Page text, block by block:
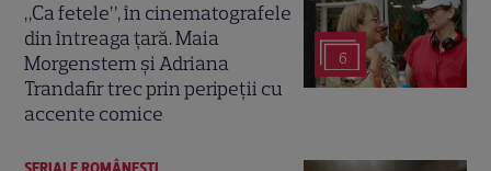
6
„Ca fetele”, în cinematografele
din întreaga țară. Maia
Morgenstern și Adriana
Trandafir trec prin peripeții cu
accente comice